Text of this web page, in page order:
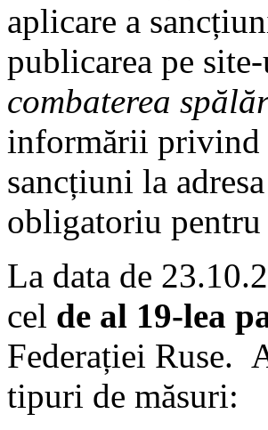
aplicare a
publicarea pe
combaterea
informării privind
sancțiuni la
obligatoriu
La data de
cel de al 19-lea
Federației Ruse.
tipuri de măsuri: